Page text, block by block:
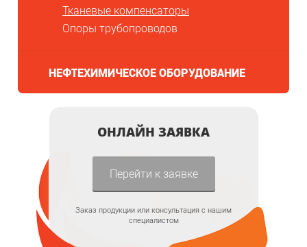
Тканевые компенсаторы
Опоры трубопроводов
НЕФТЕХИМИЧЕСКОЕ ОБОРУДОВАНИЕ
ОНЛАЙН ЗАЯВКА
Перейти к заявке
Заказ продукции или консультация с нашим
специалистом